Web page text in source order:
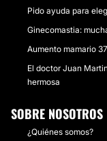
Pido ayuda para
Ginecomastia:
Aumento mamario
El doctor Juan
hermosa
SOBRE NOSOTROS
¿Quiénes somos?